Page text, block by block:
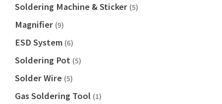
Soldering Machine & Sticker (5)
Magnifier (9)
ESD System (6)
Soldering Pot (5)
Solder Wire (5)
Gas Soldering Tool (1)